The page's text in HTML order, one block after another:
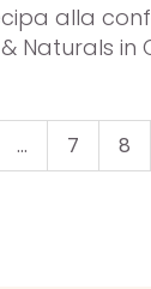
alla
Naturals in
... 7 8